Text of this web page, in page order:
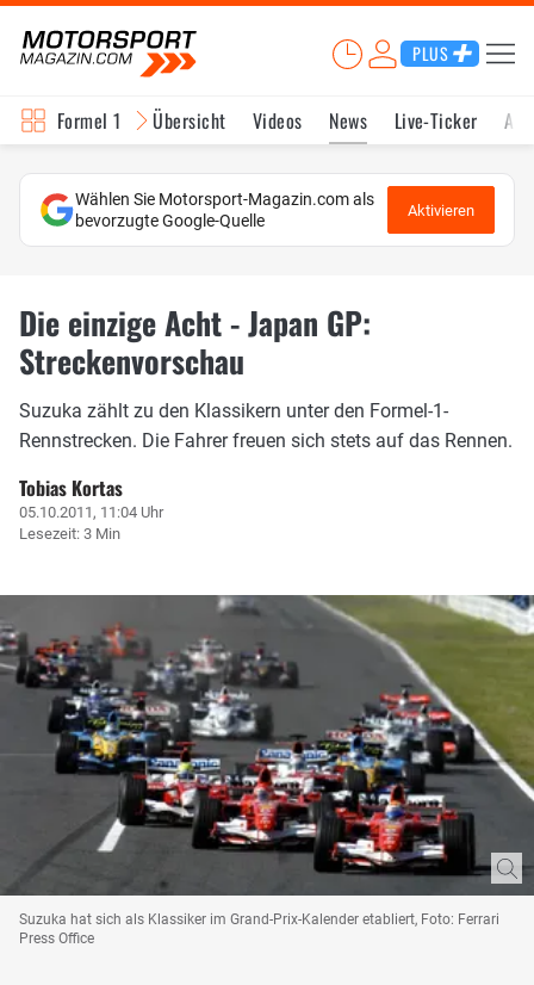
PLUS
Formel 1 Übersicht Videos News Live-Ticker
Wählen Sie Motorsport-Magazin.com als
bevorzugte Google-Quelle
Aktivieren
Die einzige Acht - Japan GP:
Streckenvorschau
Suzuka zählt zu den Klassikern unter den Formel-1-
Rennstrecken. Die Fahrer freuen sich stets auf das Rennen.
Tobias Kortas
05.10.2011, 11:04 Uhr
Lesezeit: 3 Min
Suzuka hat sich als Klassiker im Grand-Prix-Kalender etabliert, Foto: Ferrari
Press Office